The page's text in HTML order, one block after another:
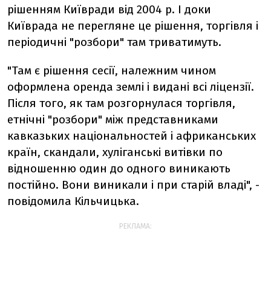
рішенням Київради від 2004 р. І доки
Київрада не перегляне це рішення, торгівля і
періодичні "розбори" там триватимуть.
"Там є рішення сесії, належним чином
оформлена оренда землі і видані всі ліцензії.
Після того, як там розгорнулася торгівля,
етнічні "розбори" між представниками
кавказьких національностей і африканських
країн, скандали, хуліганські витівки по
відношенню один до одного виникають
постійно. Вони виникали і при старій владі", -
повідомила Кільчицька.
РЕКЛАМА: